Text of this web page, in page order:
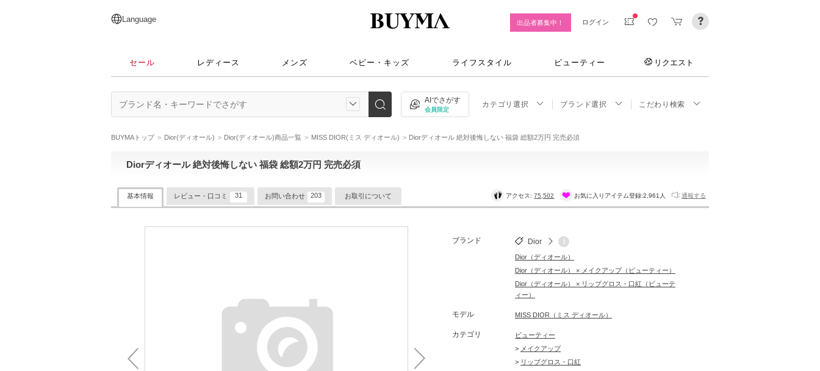
日本語
English
简体中文
繁體中文
Language 出品者募集中！ ログイン
セール レディース メンズ ベビー・キッズ ライフスタイル ビューティー リクエスト
AIでさがす
会員限定
カテゴリ選択 ブランド選択 こだわり検索
BUYMAトップ Dior(ディオール) Dior(ディオール)商品一覧 MISS DIOR(ミス ディオール) Diorディオール 絶対後悔しない 福袋 総額2万円 完売必須
Diorディオール 絶対後悔しない 福袋 総額2万円 完売必須
基本情報 レビュー・口コミ 31 お問い合わせ 203 お取引について アクセス:75,502 お気に入りアイテム登録:2,961人 通報する
ブランド Dior i
Dior（ディオール）
Dior（ディオール） × メイクアップ（ビューティー）
Dior（ディオール） × リップグロス・口紅（ビューテ
ィー）
モデル MISS DIOR（ミス ディオール）
カテゴリ
ビューティー
> メイクアップ
> リップグロス・口紅